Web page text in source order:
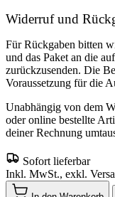
Widerruf und
Für Rückgaben bitten
und das Paket an die
zurückzusenden. Die
Voraussetzung für die
Unabhängig von dem
oder online bestellte
deiner Rechnung
Sofort lieferbar
Inkl. MwSt., exkl.